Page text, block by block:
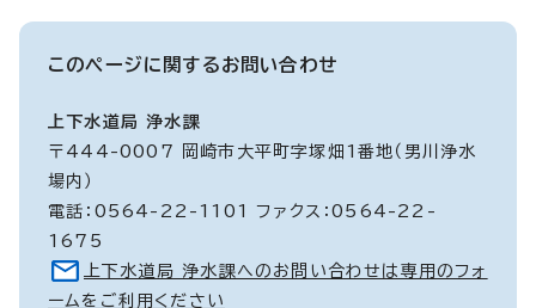
このページに関するお問い合わせ
上下水道局 浄水課
〒444-0007 岡崎市大平町字塚畑1番地（男川浄水
場内）
電話：0564-22-1101 ファクス：0564-22-
1675
上下水道局 浄水課へのお問い合わせは専用のフォ
ームをご利用ください